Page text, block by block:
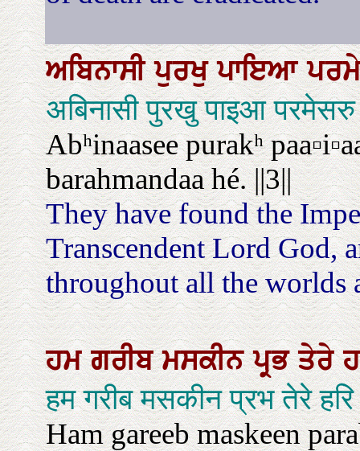
ਅਬਿਨਾਸੀਪੁਰਖੁਪਾਇਆ
अबिनासी पुरखु पाइआ
Abʰinaasee purakʰ
barahmandaa hé. ||3||
They have found the
Transcendent Lord God,
throughout all the worlds
ਹਮਗਰੀਬਮਸਕੀਨਪ੍ਰਭਤੇਰੇ
हम गरीब मसकीन प्रभ तेरे
Ham gareeb maskeen